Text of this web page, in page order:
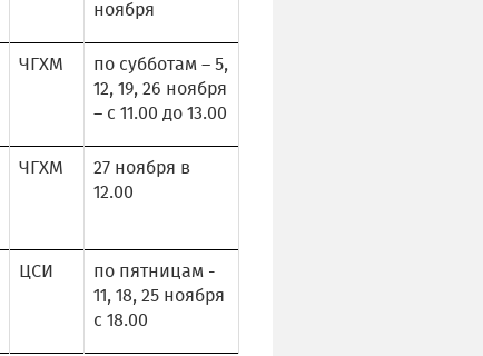
ноября
ЧГХМ
по субботам – 5,
12, 19, 26 ноября
– с 11.00 до 13.00
ЧГХМ
27 ноября в
12.00
ЦСИ
по пятницам -
11, 18, 25 ноября
с 18.00